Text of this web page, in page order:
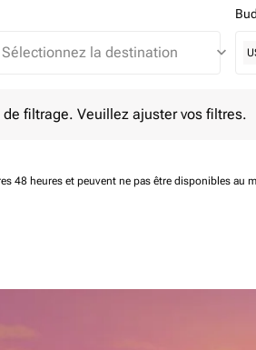
keyboard_arrow_down
filtrage. Veuillez ajuster vos filtres.
48 heures et peuvent ne pas être disponibles au